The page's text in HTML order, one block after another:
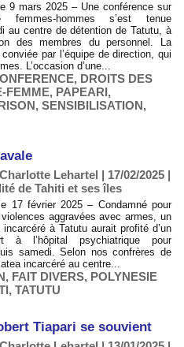
9 mars 2025 – Une conférence sur
femmes-hommes s’est tenue
au centre de détention de Tatutu, à
des membres du personnel. La
par l’équipe de direction, qui
L’occasion d’une...
, DROITS DES
FEMME, PAPEARI,
, SENSIBILISATION,
Lehartel | 17/02/2025 |
de Tahiti et ses îles
17 février 2025 – Condamné pour
aggravées avec armes, un
incarcéré à Tatutu aurait profité d’un
à l’hôpital psychiatrique pour
samedi. Selon nos confrères de
incarcéré au centre...
, FAIT DIVERS, POLYNESIE
, TATUTU
Tiapari se souvient